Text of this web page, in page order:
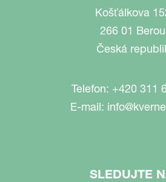
Košťálkova
266 01
Česká
Telefon: +420 311
E-mail:
SLEDUJTE